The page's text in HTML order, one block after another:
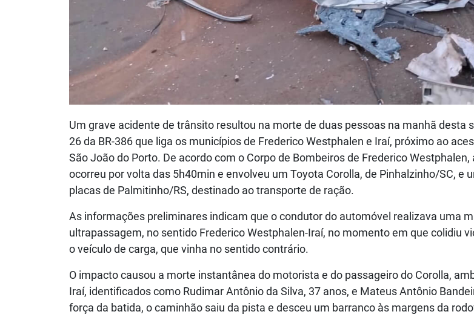
Um grave acidente de trânsito resultou na morte de duas pessoas na manhã desta
26 da BR-386 que liga os municípios de Frederico Westphalen e Iraí, próximo ao
São João do Porto. De acordo com o Corpo de Bombeiros de Frederico
ocorreu por volta das 5h40min e envolveu um Toyota Corolla, de Pinhalzinho/SC, e
placas de Palmitinho/RS, destinado ao transporte de ração.
As informações preliminares indicam que o condutor do automóvel realizava uma
ultrapassagem, no sentido Frederico Westphalen-Iraí, no momento em que colidiu
o veículo de carga, que vinha no sentido contrário.
O impacto causou a morte instantânea do motorista e do passageiro do Corolla,
Iraí, identificados como Rudimar Antônio da Silva, 37 anos, e Mateus Antônio
força da batida, o caminhão saiu da pista e desceu um barranco às margens da